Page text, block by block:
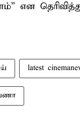
என
latest